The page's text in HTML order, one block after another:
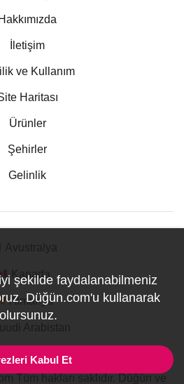
Hakkımızda
İletişim
ve Kullanım
Haritası
Ürünler
Şehirler
Gelinlik
Kanada
Almanya
şekilde faydalanabilmeniz
Düğün.com'u kullanarak
Kabul Et